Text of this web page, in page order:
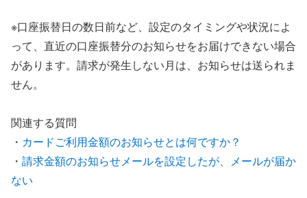
※口座振替日の数日前など、設定のタイミングや状況によ
って、直近の口座振替分のお知らせをお届けできない場合
があります。請求が発生しない月は、お知らせは送られま
せん。
関連する質問
・ カードご利用金額のお知らせとは何ですか？
・ 請求金額のお知らせメールを設定したが、メールが届か
ない